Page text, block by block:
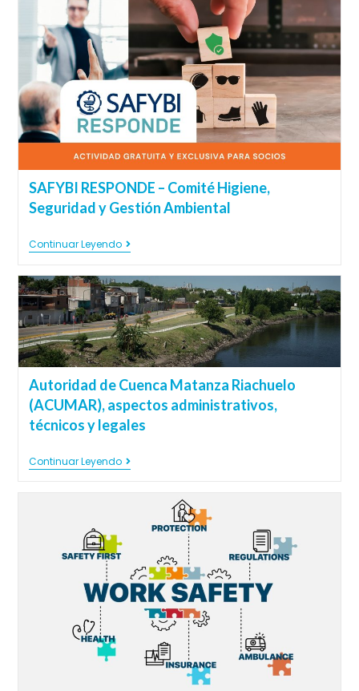
SAFYBI RESPONDE – Comité Higiene,
Seguridad y Gestión Ambiental
Continuar Leyendo
Autoridad de Cuenca Matanza Riachuelo
(ACUMAR), aspectos administrativos,
técnicos y legales
Continuar Leyendo